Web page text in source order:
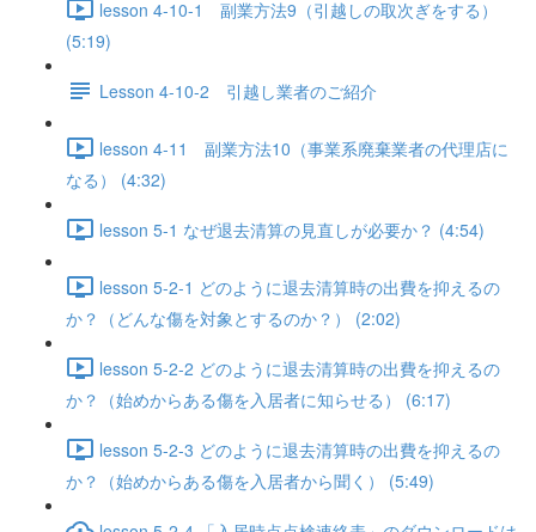
lesson 4-10-1 副業方法9（引越しの取次ぎをする）
(5:19)
Lesson 4-10-2 引越し業者のご紹介
lesson 4-11 副業方法10（事業系廃棄業者の代理店に
なる） (4:32)
lesson 5-1 なぜ退去清算の見直しが必要か？ (4:54)
lesson 5-2-1 どのように退去清算時の出費を抑えるの
か？（どんな傷を対象とするのか？） (2:02)
lesson 5-2-2 どのように退去清算時の出費を抑えるの
か？（始めからある傷を入居者に知らせる） (6:17)
lesson 5-2-3 どのように退去清算時の出費を抑えるの
か？（始めからある傷を入居者から聞く） (5:49)